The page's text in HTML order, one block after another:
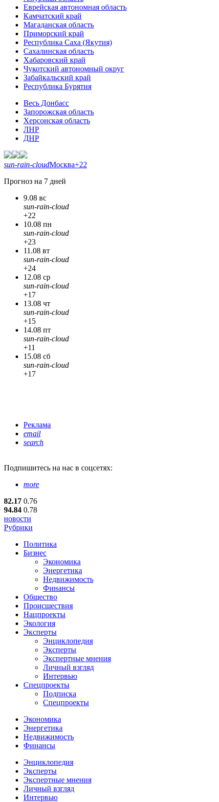
Еврейская автономная область
Камчатский край
Магаданская область
Приморский край
Республика Саха (Якутия)
Сахалинская область
Хабаровский край
Чукотский автономный округ
Забайкальский край
Республика Бурятия
Весь Донбасс
Запорожская область
Херсонская область
ЛНР
ДНР
sun-rain-cloudМосква+22
Прогноз на 7 дней
9.08 вс
sun-rain-cloud
+22
10.08 пн
sun-rain-cloud
+23
11.08 вт
sun-rain-cloud
+24
12.08 ср
sun-rain-cloud
+17
13.08 чт
sun-rain-cloud
+15
14.08 пт
sun-rain-cloud
+11
15.08 сб
sun-rain-cloud
+17
Реклама
email
search
Подпишитесь на нас в соцсетях:
more
82.17 0.76
94.84 0.78
новости
Рубрики
Политика
Бизнес
Экономика
Энергетика
Недвижимость
Финансы
Общество
Происшествия
Нацпроекты
Экология
Эксперты
Энциклопедия
Эксперты
Экспертные мнения
Личный взгляд
Интервью
Спецпроекты
Подписка
Спецпроекты
Экономика
Энергетика
Недвижимость
Финансы
Энциклопедия
Эксперты
Экспертные мнения
Личный взгляд
Интервью